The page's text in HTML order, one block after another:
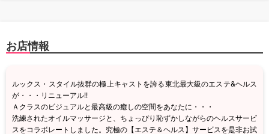
お店情報
ルックス・スタイル抜群の極上キャストを誇る東北最大級のエステ&ヘルス
が・・・リニューアル!!
Ａクラスのビジュアルと最高級の癒しの空間をあなたに・・・
洗練されたオイルマッサージと、ちょっぴり恥ずかしながらのヘルスサービ
スをコラボレートしました。究極の【エステ＆ヘルス】サービスを是非お試